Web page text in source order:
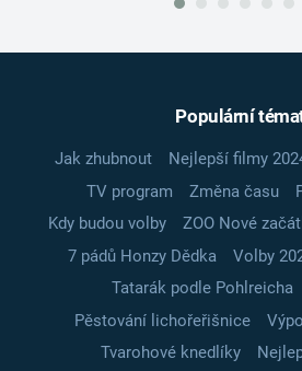
Populární
Jak zhubnout Nejlepší filmy
TV program
Změna času
Kdy budou volby
ZOO Nové
7 pádů Honzy Dědka
Volby
Tatarák podle Pohlreicha
Pěstování lichořeřišnice
Tvarohové knedlíky